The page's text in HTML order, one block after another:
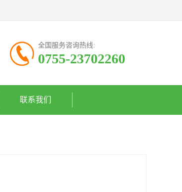
全国服务咨询热线:
0755-23702260
联系我们